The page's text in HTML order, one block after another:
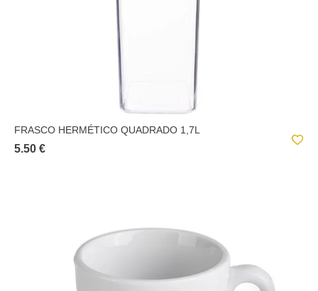
FRASCO HERMÉTICO QUADRADO 1,7L
5.50 €